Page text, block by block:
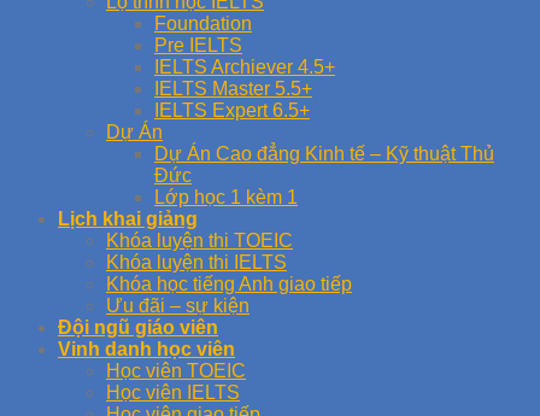
Foundation
Pre IELTS
IELTS Archiever 4.5+
IELTS Master 5.5+
IELTS Expert 6.5+
Dự Án
Dự Án Cao đẳng Kinh tế – Kỹ thuật Thủ
Đức
Lớp học 1 kèm 1
Lịch khai giảng
Khóa luyện thi TOEIC
Khóa luyện thi IELTS
Khóa học tiếng Anh giao tiếp
Ưu đãi – sự kiện
Đội ngũ giáo viên
Vinh danh học viên
Học viên TOEIC
Học viên IELTS